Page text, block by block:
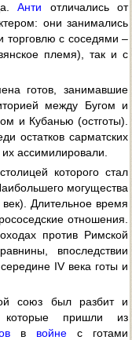
Анти отличались от
они занимались
торговлю с соседями –
племя), так и с
готов, занимавшие
между Бугом и
и Кубанью (остготы).
остатков сарматских
ассимилировали.
которого стал
могущества
Длительное время
отношения.
против Римской
впоследствии
IV века готы и
союз был разбит и
которые пришли из
в войне с готами